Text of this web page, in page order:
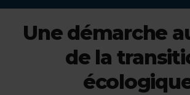
Une démarche
de la